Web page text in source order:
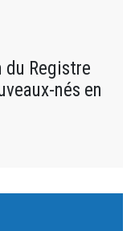
du Registre
nés en